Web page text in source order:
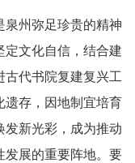
州弥足珍贵的精神
定文化自信，结合建
代书院复建复兴工
遗存，因地制宜培育
发新光彩，成为推动
发展的重要阵地。要